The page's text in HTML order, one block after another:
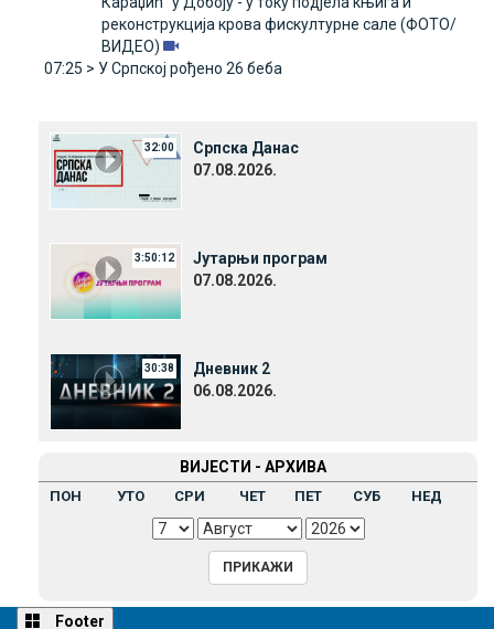
реконструкција крова фискултурне сале (ФОТО/
ВИДЕО)
07:25 > У Српској рођено 26 беба
32:00
Српска Данас
07.08.2026.
3:50:12
Јутарњи програм
07.08.2026.
30:38
Дневник 2
06.08.2026.
ВИЈЕСТИ - АРХИВА
ПОН УТО СРИ ЧЕТ ПЕТ СУБ НЕД
Footer